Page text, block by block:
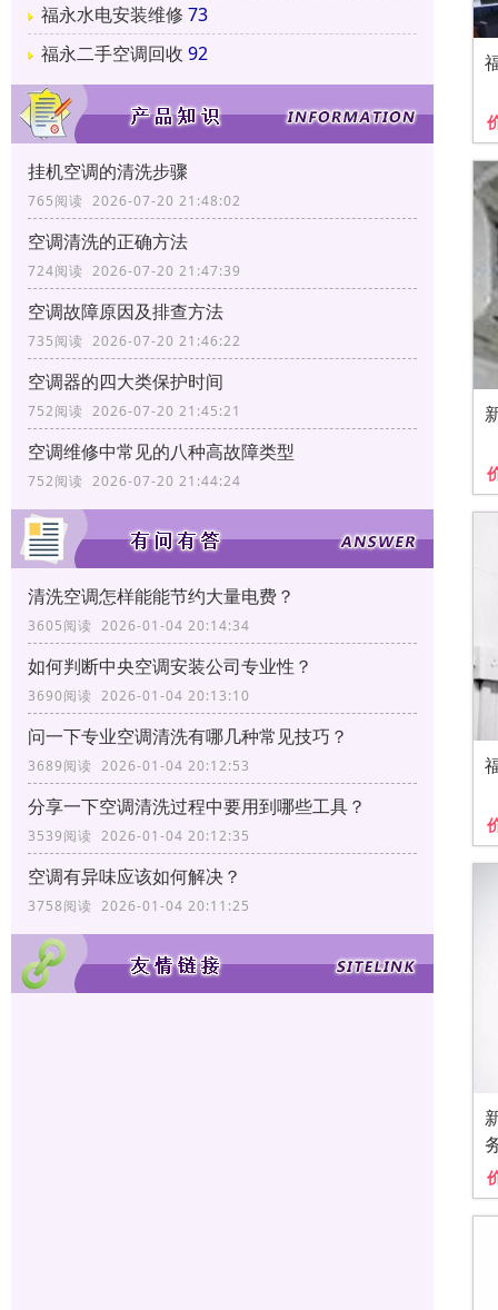
福永水电安装维修 73
福永二手空调回收 92
挂机空调的清洗步骤
765阅读 2026-07-20 21:48:02
空调清洗的正确方法
724阅读 2026-07-20 21:47:39
空调故障原因及排查方法
735阅读 2026-07-20 21:46:22
空调器的四大类保护时间
752阅读 2026-07-20 21:45:21
空调维修中常见的八种高故障类型
752阅读 2026-07-20 21:44:24
清洗空调怎样能能节约大量电费？
3605阅读 2026-01-04 20:14:34
如何判断中央空调安装公司专业性？
3690阅读 2026-01-04 20:13:10
问一下专业空调清洗有哪几种常见技巧？
3689阅读 2026-01-04 20:12:53
分享一下空调清洗过程中要用到哪些工具？
3539阅读 2026-01-04 20:12:35
空调有异味应该如何解决？
3758阅读 2026-01-04 20:11:25